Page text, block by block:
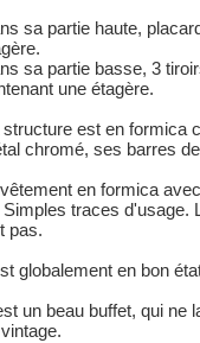
sa partie haute,
sa partie basse, 3
une étagère.
structure est en formica
chromé, ses barres
en formica
Simples traces d'usage.
pas.
globalement en bon
un beau buffet, qui ne